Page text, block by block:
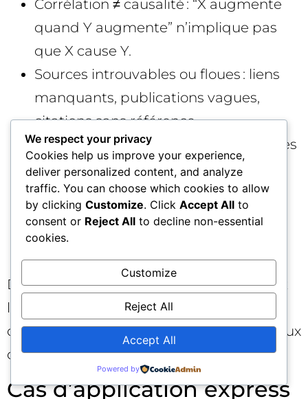
Corrélation ≠ causalité : “X augmente
quand Y augmente” n’implique pas
que X cause Y.
Sources introuvables ou floues : liens
manquants, publications vagues,
citations sans référence.
Catégorisation erronée : confondre des
segments adjacents, amalgamer des
pains-point différents.
Confiance illusoire : ton catégorique
pour une zone grise (marché
émergent, données lacunaires).
Dès que vous en repérez une, enclenchez
l’avocat du diable et montez le niveau
d’exigence de preuves. C’est moins coûteux
que de corriger après lancement.
Cas d’application express
We respect your privacy
Cookies help us improve your experience,
deliver personalized content, and analyze
traffic. You can choose which cookies to allow
by clicking Customize. Click Accept All to
consent or Reject All to decline non-essential
cookies.
Customize
Reject All
Accept All
Powered by